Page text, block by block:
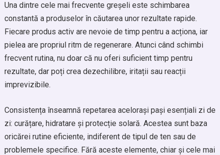
Una dintre cele mai frecvente greșeli este schimbarea
constantă a produselor în căutarea unor rezultate rapide.
Fiecare produs activ are nevoie de timp pentru a acționa, iar
pielea are propriul ritm de regenerare. Atunci când schimbi
frecvent rutina, nu doar că nu oferi suficient timp pentru
rezultate, dar poți crea dezechilibre, iritații sau reacții
imprevizibile.
Consistența înseamnă repetarea acelorași pași esențiali zi de
zi: curățare, hidratare și protecție solară. Acestea sunt baza
oricărei rutine eficiente, indiferent de tipul de ten sau de
problemele specifice. Fără aceste elemente, chiar și cele mai